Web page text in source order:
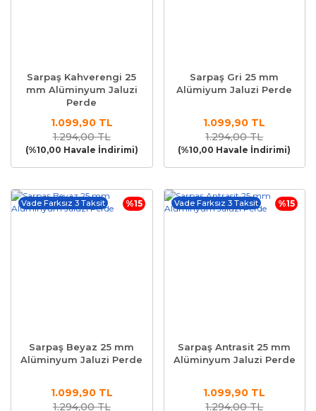
Sarpaş Kahverengi 25
mm Alüminyum Jaluzi
Perde
1.099,90 TL
1.294,00 TL
(%10,00 Havale İndirimi)
Sarpaş Gri 25 mm
Alümiyum Jaluzi Perde
1.099,90 TL
1.294,00 TL
(%10,00 Havale İndirimi)
%15
Vade Farksız 3 Taksit
Sarpaş Beyaz 25 mm
Alüminyum Jaluzi Perde
1.099,90 TL
1.294,00 TL
%15
Vade Farksız 3 Taksit
Sarpaş Antrasit 25 mm
Alüminyum Jaluzi Perde
1.099,90 TL
1.294,00 TL